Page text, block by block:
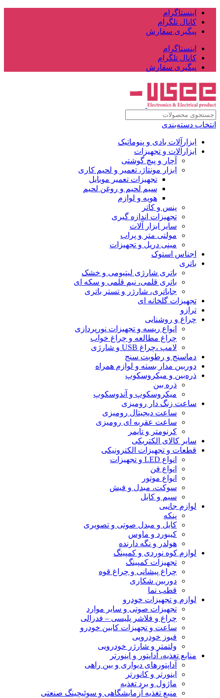
اینستاگرام
کانال تلگرام
پیگیری سفارش
اینستاگرام
کانال تلگرام
پیگیری سفارش
انتخاب دسته‌بندی
ابزارآلات بادی و پنوماتیک
ابزارآلات و تجهیزات
آچار و پیچ گوشتی
ابزار مونتاژ، تعمیر و لحیم کاری
تجهیزات تعمیر موبایل
سیم لحیم و روغن لحیم
هویه و لوازم
پنس و کاتر
تجهیزات اندازه گیری
سایر ابزار آلات
مولتی متر و پراب
مینی دریل و تجهیزات
اجناس استوک
باتری
باتری شارژی لیتیومی و خشک
باتری قلمی، نیم قلمی و سکه ای
جاباتری، شارژر و تستر باتری
تجهیزات گلخانه ای
ترازو
چراغ و روشنایی
انواع ریسه و تجهیزات نورپردازی
چراغ مطالعه و چراغ خواب
لامپ ،چراغ USB و شارژی
دماسنج و رطوبت سنج
دوربین مدار بسته و لوازم همراه
ذره‌بین و میکروسکوپ
ذره بین
میکروسکوپ و آندوسکوپ
ساعت زنگ دار رومیزی
ساعت دیجیتال رومیزی
ساعت عقربه ای رومیزی
کرنومتر و تایمر
سایر کالای الکتریکی
قطعات و تجهیزات الکترونیکی
انواع LED و تجهیزات
انواع فن
انواع موتور
سوکت، مبدل و فیش
سیم و کابل
لوازم جانبی
پنکه
کابل و مبدل صوتی و تصویری
کیبورد و ماوس
هولدر و نگه دارنده
لوازم کوه نوردی و کمپینگ
تجهیزات کمپینگ
چراغ پیشانی و چراغ قوه
دوربین شکاری
قطب نما
لوازم و تجهیزات خودرو
تجهیزات صوتی و سایر موارد
چراغ و فلاشر پلیسی – فدرالی
ساعت و تجهیزات کابین خودرو
فیوز خودرویی
ولتمتر و شارژر خودرویی
منابع تغذیه، آداپتور و اینورتر
آداپتورهای دیواری و بین راهی
اینورتر و کانورتر
ماژول و برد تغذیه
منبع تغذیه آزمایشگاهی و سوئیچینگ صنعتی